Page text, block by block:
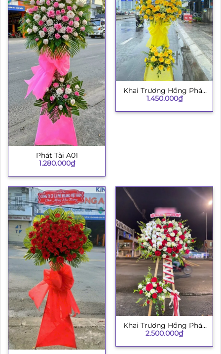
Phát Tài A01
1.280.000₫
Khai Trương Hồng Phát
003
1.450.000₫
Khai Trương Hồng Phát
002
2.500.000₫